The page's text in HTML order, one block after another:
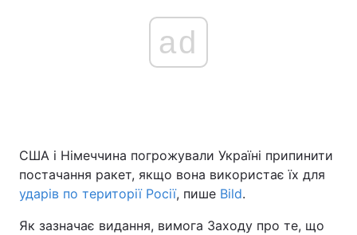
ad
США і Німеччина погрожували Україні припинити
постачання ракет, якщо вона використає їх для
ударів по території Росії, пише Bild.
Як зазначає видання, вимога Заходу про те, що